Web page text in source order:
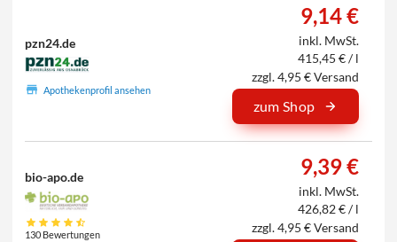
pzn24.de
Apothekenprofil ansehen
9,14 €
inkl. MwSt.
415,45 € / l
zzgl. 4,95 € Versand
zum Shop
bio-apo.de
130 Bewertungen
9,39 €
inkl. MwSt.
426,82 € / l
zzgl. 4,95 € Versand